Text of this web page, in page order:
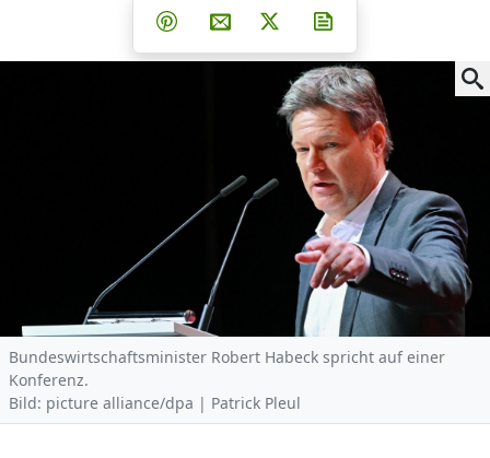
Teilen auf Facebook
Teilen auf Whatsapp
Teilen auf Telegram
Teilen auf Pinterest
Per E-Mail teilen
Post auf X
Bundeswirtschaftsminister Robert Habeck spricht auf einer
Konferenz.
Bild: picture alliance/dpa | Patrick Pleul